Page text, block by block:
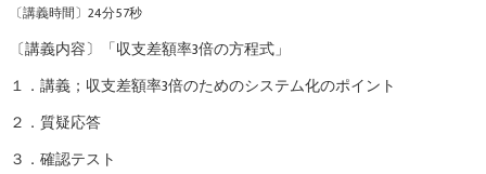
〔講義時間〕24分57秒
〔講義内容〕「収支差額率3倍の方程式」
１．講義；収支差額率3倍のためのシステム化のポイント
２．質疑応答
３．確認テスト